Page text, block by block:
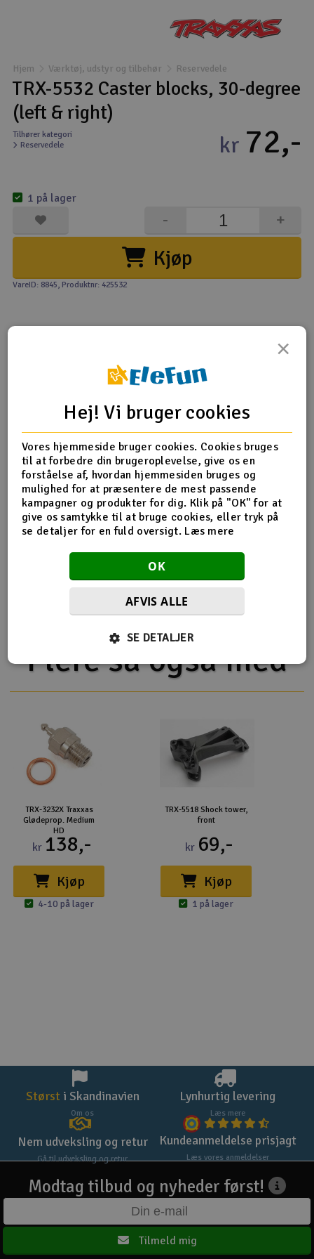
Droner til FPV
Fly
Helikopter
Modelbygg og byggesæt
Modeljernbane
Motor & tilbehør
Scooter & elkøretøj
Slot racing
Smarthjem, leg og hobby
Solenergi
Værktøj, udstyr og tilbehør
Hjem Værktøj, udstyr og tilbehør Reservedele
TRX-5532 Caster blocks, 30-degree
(left & right)
Tilhører kategori
Reservedele
kr 72,-
Kjøp
+
-
1 på lager
VareID: 8845, Produktnr: 425532
Tip din ven Anmeldelser
Produkt information
5532 Caster blocks, 30-degree (left & right)/ steering
blocks, 30-degree (left & right)
forbundet med
Reservedeler Traxxas
Flere så også med
TRX-3232X Traxxas
Glødeprop. Medium
HD
kr 138,-
Kjøp
4-10 på lager
TRX-5518 Shock tower,
front
kr 69,-
Kjøp
1 på lager
Størst i Skandinavien
Om os
Lynhurtig levering
Læs mere
Nem udveksling og retur
Gå til udveksling og retur
Kundeanmeldelse prisjagt
Læs vores anmeldelser
Modtag tilbud og nyheder først!
Tilmeld mig
×
Hej! Vi bruger cookies
Vores hjemmeside bruger cookies. Cookies bruges
til at forbedre din brugeroplevelse, give os en
forståelse af, hvordan hjemmesiden bruges og
mulighed for at præsentere de mest passende
kampagner og produkter for dig. Klik på "OK" for at
give os samtykke til at bruge cookies, eller tryk på
se detaljer for en fuld oversigt. Læs mere
OK
AFVIS ALLE
SE DETALJER